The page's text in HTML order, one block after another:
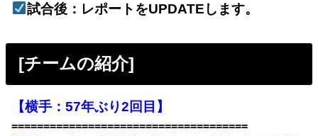
試合後：レポートをUPDATEします。
[チームの紹介]
【横手：57年ぶり2回目】
=====================================